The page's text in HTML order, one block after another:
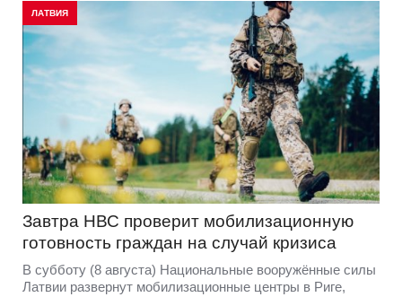
ЛАТВИЯ
Завтра НВС проверит мобилизационную
готовность граждан на случай кризиса
В субботу (8 августа) Национальные вооружённые силы
Латвии развернут мобилизационные центры в Риге,